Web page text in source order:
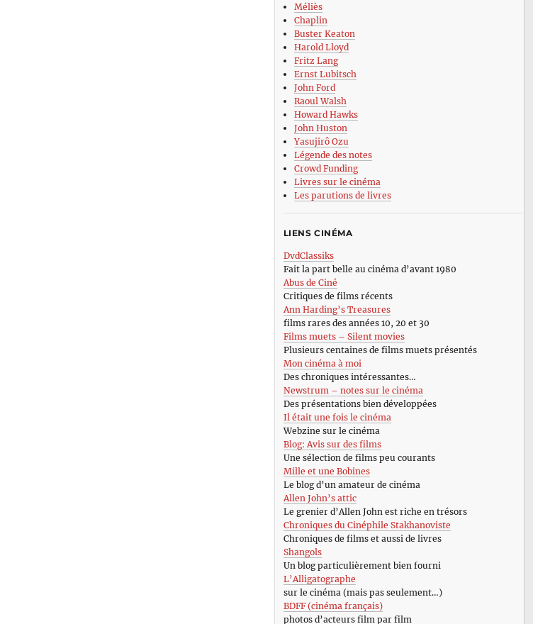
Méliès
Chaplin
Buster Keaton
Harold Lloyd
Fritz Lang
Ernst Lubitsch
John Ford
Raoul Walsh
Howard Hawks
John Huston
Yasujirô Ozu
Légende des notes
Crowd Funding
Livres sur le cinéma
Les parutions de livres
LIENS CINÉMA
DvdClassiks
Fait la part belle au cinéma d’avant 1980
Abus de Ciné
Critiques de films récents
Ann Harding’s Treasures
films rares des années 10, 20 et 30
Films muets – Silent movies
Plusieurs centaines de films muets présentés
Mon cinéma à moi
Des chroniques intéressantes…
Newstrum – notes sur le cinéma
Des présentations bien développées
Il était une fois le cinéma
Webzine sur le cinéma
Blog: Avis sur des films
Une sélection de films peu courants
Mille et une Bobines
Le blog d’un amateur de cinéma
Allen John’s attic
Le grenier d’Allen John est riche en trésors
Chroniques du Cinéphile Stakhanoviste
Chroniques de films et aussi de livres
Shangols
Un blog particulièrement bien fourni
L’Alligatographe
sur le cinéma (mais pas seulement…)
BDFF (cinéma français)
photos d’acteurs film par film